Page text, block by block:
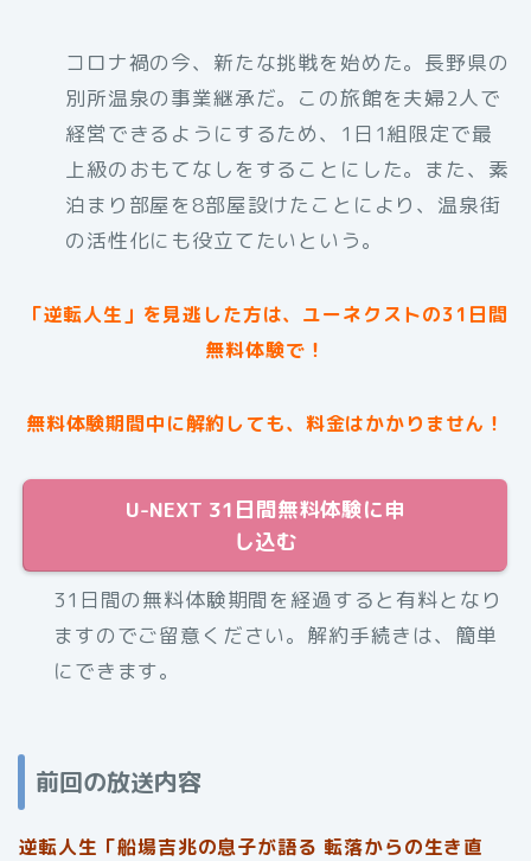
コロナ禍の今、新たな挑戦を始めた。長野県の
別所温泉の事業継承だ。この旅館を夫婦2人で
経営できるようにするため、1日1組限定で最
上級のおもてなしをすることにした。また、素
泊まり部屋を8部屋設けたことにより、温泉街
の活性化にも役立てたいという。
「逆転人生」を見逃した方は、ユーネクストの31日間
無料体験で！
無料体験期間中に解約しても、料金はかかりません！
U-NEXT 31日間無料体験に申
し込む
31日間の無料体験期間を経過すると有料となり
ますのでご留意ください。解約手続きは、簡単
にできます。
前回の放送内容
逆転人生「船場吉兆の息子が語る 転落からの生き直